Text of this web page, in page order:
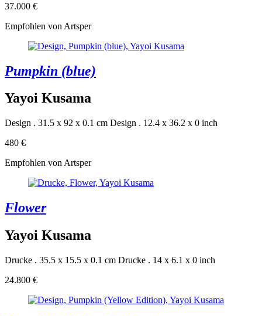
37.000 €
Empfohlen von Artsper
Pumpkin (blue)
Yayoi Kusama
Design . 31.5 x 92 x 0.1 cm Design . 12.4 x 36.2 x 0 inch
480 €
Empfohlen von Artsper
Flower
Yayoi Kusama
Drucke . 35.5 x 15.5 x 0.1 cm Drucke . 14 x 6.1 x 0 inch
24.800 €